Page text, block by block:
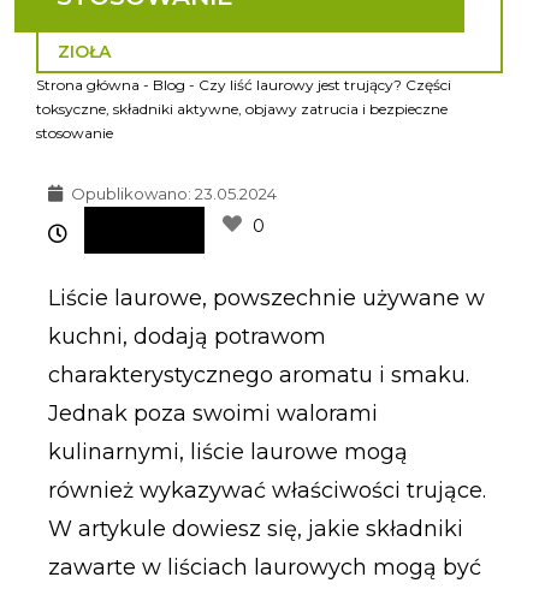
ZIOŁA
Strona główna - Blog - Czy liść laurowy jest trujący? Części
toksyczne, składniki aktywne, objawy zatrucia i bezpieczne
stosowanie
Opublikowano: 23.05.2024
0
Liście laurowe, powszechnie używane w
kuchni, dodają potrawom
charakterystycznego aromatu i smaku.
Jednak poza swoimi walorami
kulinarnymi, liście laurowe mogą
również wykazywać właściwości trujące.
W artykule dowiesz się, jakie składniki
zawarte w liściach laurowych mogą być